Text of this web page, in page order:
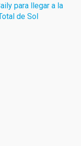
para llegar a la
de Sol